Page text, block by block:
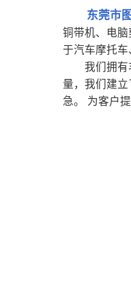
东莞市图
铜带机、电
于汽车摩托车
我们拥有丰
量，我们建
急。 为客户